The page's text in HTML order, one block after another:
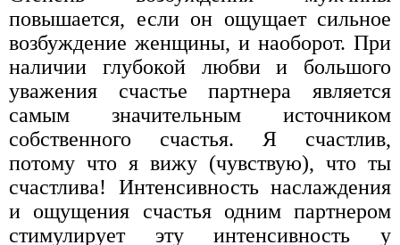
повышается, если он ощущает сильное
возбуждение женщины, и наоборот. При
наличии глубокой любви и большого
уважения счастье партнера является
самым значительным источником
собственного счастья. Я счастлив,
потому что я вижу (чувствую), что ты
счастлива! Интенсивность наслаждения
и ощущения счастья одним партнером
стимулирует эту интенсивность у